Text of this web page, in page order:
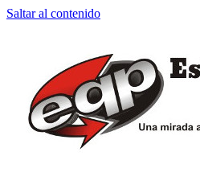
Saltar al contenido